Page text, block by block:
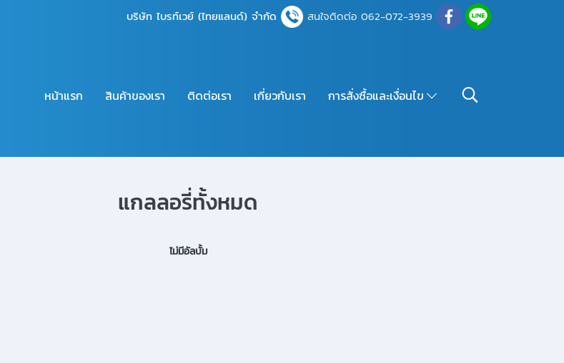
บริษัท ไบรท์เวย์ (ไทยแลนด์) จำกัด สนใจติดต่อ 062-072-3939
หน้าแรก สินค้าของเรา ติดต่อเรา เกี่ยวกับเรา การสั่งซื้อและเงื่อนไข
แกลลอรี่ทั้งหมด
ไม่มีอัลบั้ม